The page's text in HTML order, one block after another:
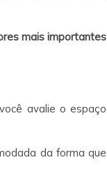
mais importantes
avalie o espaço
da forma que